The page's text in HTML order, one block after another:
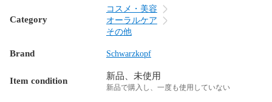
Category
コスメ・美容
オーラルケア
その他
Brand Schwarzkopf
Item condition 新品、未使用
新品で購入し、一度も使用していない